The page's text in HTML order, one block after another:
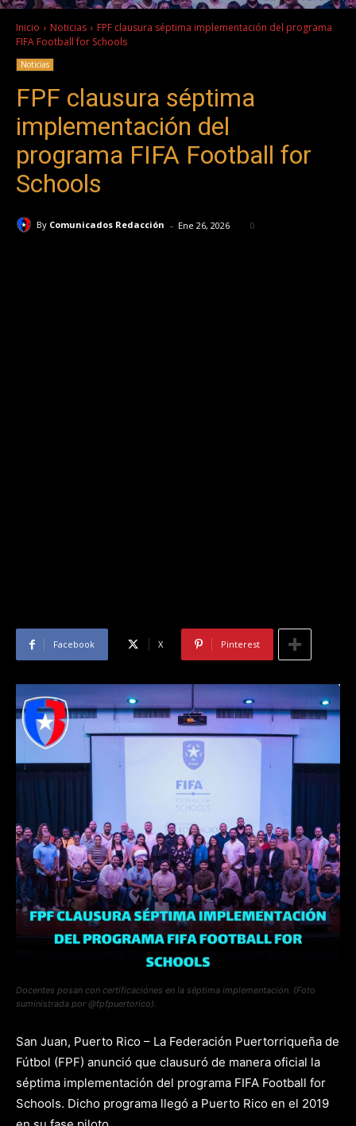
Inicio Noticias
FPF clausura séptima implementación del programa
FIFA Football for Schools
Noticias
FPF clausura séptima
implementación del
programa FIFA Football for
Schools
By Comunicados Redacción - Ene 26, 2026 0
Facebook X Pinterest
Docentes posan con certificaciónes en la séptima implementación. (Foto
suministrada por @fpfpuertorico).
San Juan, Puerto Rico – La Federación Puertorriqueña de
Fútbol (FPF) anunció que clausuró de manera oficial la
séptima implementación del programa FIFA Football for
Schools. Dicho programa llegó a Puerto Rico en el 2019